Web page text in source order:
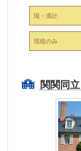
現・浪計
現役のみ
関関同立